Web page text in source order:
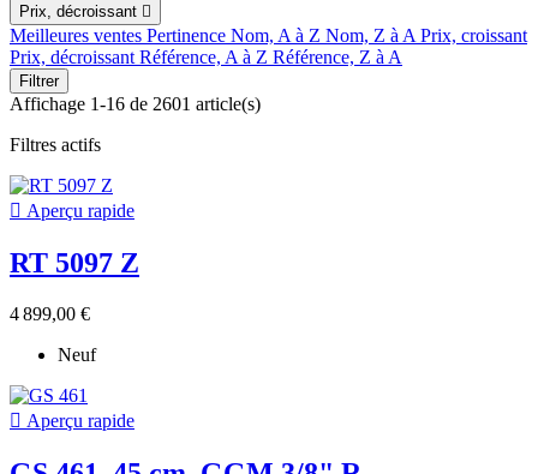
Prix, décroissant 
Meilleures ventes Pertinence Nom, A à Z Nom, Z à A Prix, croissant
Prix, décroissant Référence, A à Z Référence, Z à A
Filtrer
Affichage 1-16 de 2601 article(s)
Filtres actifs
 Aperçu rapide
RT 5097 Z
4 899,00 €
Neuf
 Aperçu rapide